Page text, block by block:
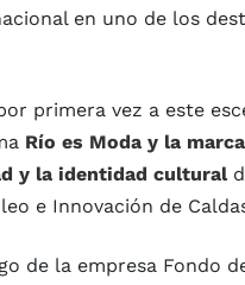
en uno de los
primera vez a este
Río es Moda y la
y la identidad cultural
e Innovación de
de la empresa Fondo